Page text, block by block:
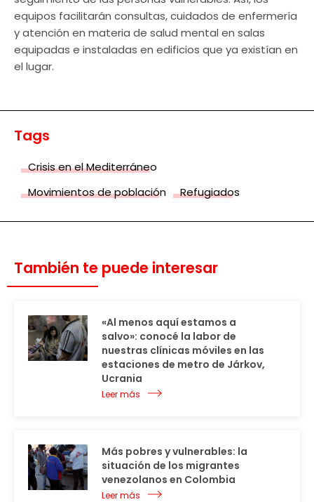
equipos facilitarán consultas, cuidados de enfermería
y atención en materia de salud mental en salas
equipadas e instaladas en edificios que ya existían en
el lugar.
Tags
Crisis en el Mediterráneo
Movimientos de población
Refugiados
También te puede interesar
«Al menos aquí estamos a
salvo»: conocé la labor de
nuestras clínicas móviles en las
estaciones de metro de Járkov,
Ucrania
Leer más
Más pobres y vulnerables: la
situación de los migrantes
venezolanos en Colombia
Leer más